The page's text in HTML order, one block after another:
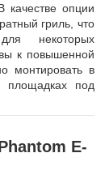
качестве опции
гриль, что
некоторых
к повышенной
монтировать в
площадках под
E-